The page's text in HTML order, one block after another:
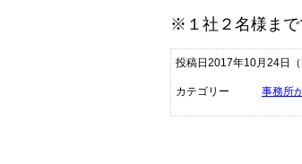
※１社２名様まで
投稿日2017年10月24日
カテゴリー 事務所